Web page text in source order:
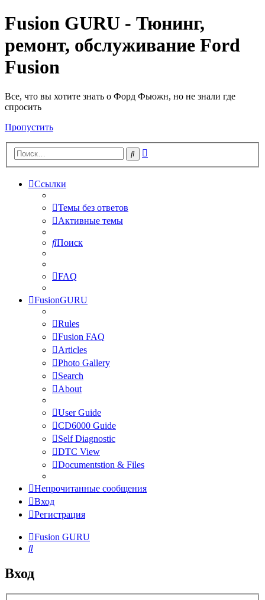
Fusion GURU - Тюнинг,
ремонт, обслуживание Ford
Fusion
Все, что вы хотите знать о Форд Фьюжн, но не знали где
спросить
Пропустить
Поиск
Ссылки
Темы без ответов
Активные темы
Поиск
FAQ
FusionGURU
Rules
Fusion FAQ
Articles
Photo Gallery
Search
About
User Guide
CD6000 Guide
Self Diagnostic
DTC View
Documentstion & Files
Непрочитанные сообщения
Вход
Регистрация
Fusion GURU
Поиск
Вход